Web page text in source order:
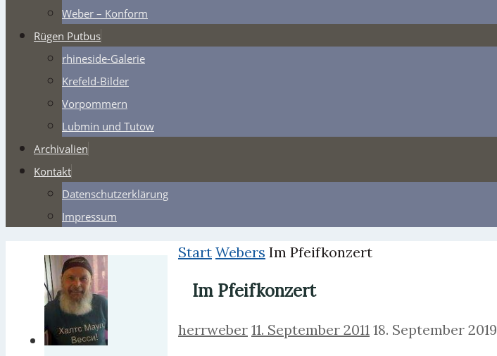
Weber – Konform
Rügen Putbus
rhineside-Galerie
Krefeld-Bilder
Vorpommern
Lubmin und Tutow
Archivalien
Kontakt
Datenschutzerklärung
Impressum
Start Webers Im Pfeifkonzert
Im Pfeifkonzert
herrweber 11. September 2011 18. September 2019